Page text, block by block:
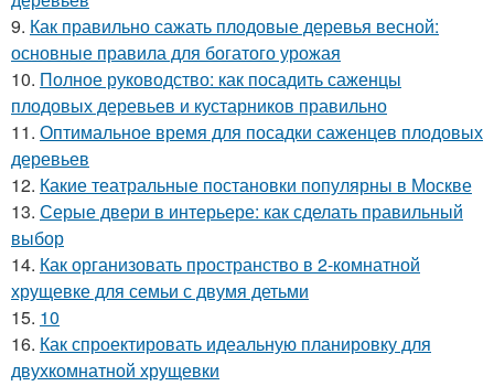
9. Как правильно сажать плодовые деревья весной:
основные правила для богатого урожая
10. Полное руководство: как посадить саженцы
плодовых деревьев и кустарников правильно
11. Оптимальное время для посадки саженцев плодовых
деревьев
12. Какие театральные постановки популярны в Москве
13. Серые двери в интерьере: как сделать правильный
выбор
14. Как организовать пространство в 2-комнатной
хрущевке для семьи с двумя детьми
15. 10
16. Как спроектировать идеальную планировку для
двухкомнатной хрущевки